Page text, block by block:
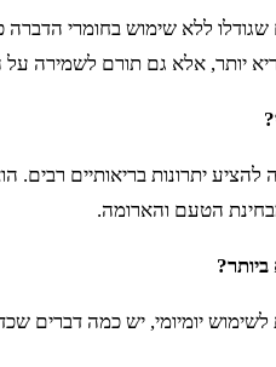
שגודלו ללא שימוש בחומרי
יותר, אלא גם תורם לשמירה על
להציע יתרונות בריאותיים
הטעם והארומה.
יומיומי, יש כמה דברים